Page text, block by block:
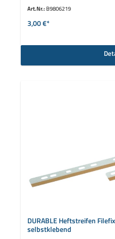
Art.Nr.: B9806219
3,00 €*
DURABLE Heftstreifen
selbstklebend